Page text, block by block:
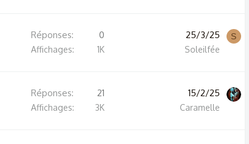
Réponses 0
Affichages 1K
25/3/25
Soleilfée
S
Réponses 21
Affichages 3K
15/2/25
Caramelle